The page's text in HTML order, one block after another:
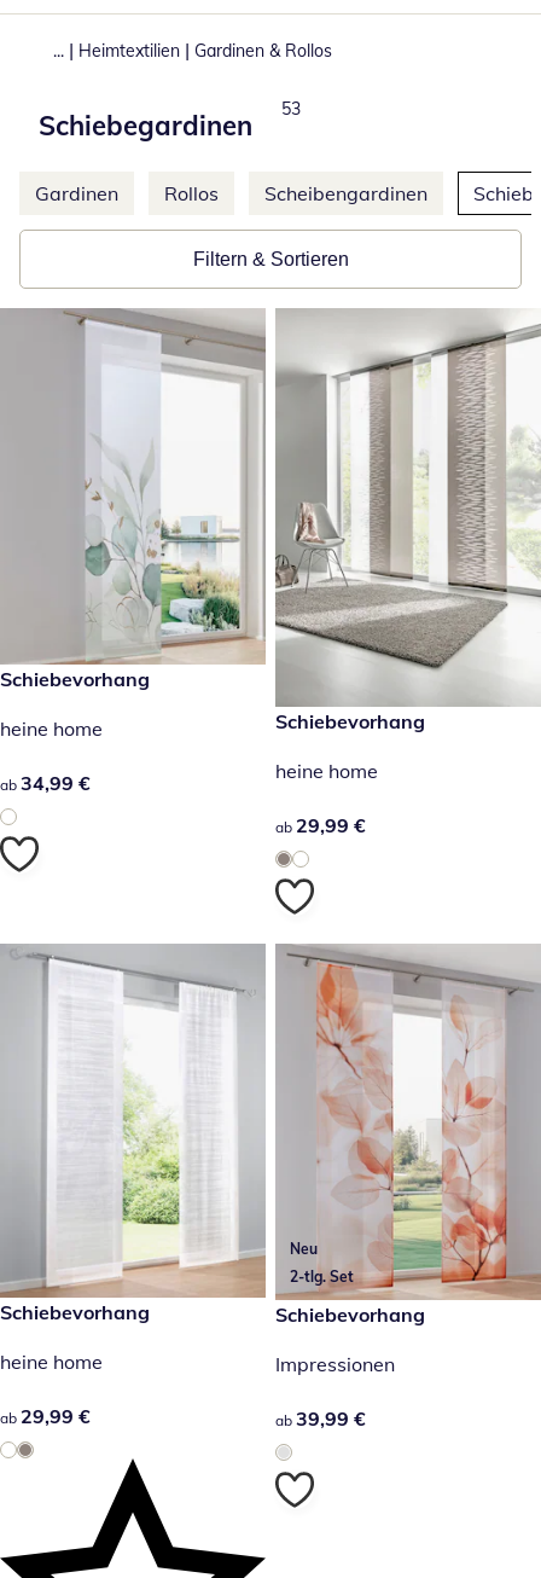
... | Heimtextilien | Gardinen & Rollos
Schiebegardinen
Produkte
53
Weitere Kategorien überspringen
Gardinen Rollos Scheibengardinen
Filtern & Sortieren
34,99 €
Schiebevorhang
heine home
34,99 €
ab 34,99 €
29,99 €
Schiebevorhang
heine home
29,99 €
ab 29,99 €
29,99 €
Schiebevorhang
heine home
29,99 €
ab 29,99 €
Neu
2-tlg. Set
39,99 €
Schiebevorhang
Impressionen
39,99 €
ab 39,99 €